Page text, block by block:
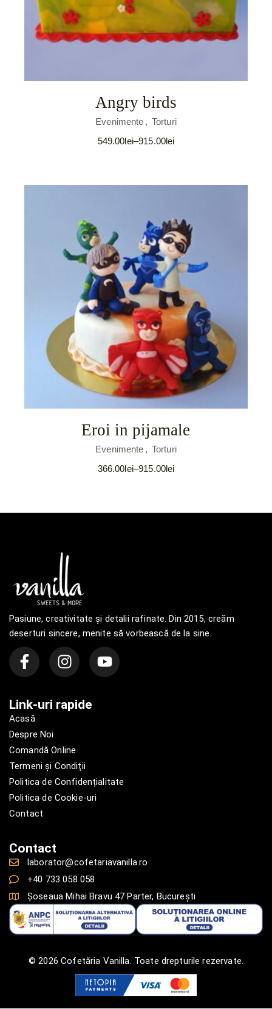
Angry birds
Evenimente
Torturi
549.00lei–915.00lei
Eroi in pijamale
Evenimente
Torturi
366.00lei–915.00lei
Pasiune, creativitate și detalii rafinate. Din 2015, creăm
deserturi sincere, menite să vorbească de la sine.
Link-uri rapide
Acasă
Despre Noi
Comandă Online
Termeni și Condiții
Politica de Confidențialitate
Politica de Cookie-uri
Contact
Contact
laborator@cofetariavanilla.ro
+40 733 058 058
Șoseaua Mihai Bravu 47 Parter, București
© 2026 Cofetăria Vanilla. Toate drepturile rezervate.